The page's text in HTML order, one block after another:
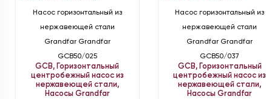
Насос горизонтальный из
нержавеющей стали
Grandfar Grandfar
GCB50/025
GCB, Горизонтальный
центробежный насос из
нержавеющей стали,
Насосы Grandfar
Насос горизонтальный из
нержавеющей стали
Grandfar Grandfar
GCB50/037
GCB, Горизонтальный
центробежный насос из
нержавеющей стали,
Насосы Grandfar